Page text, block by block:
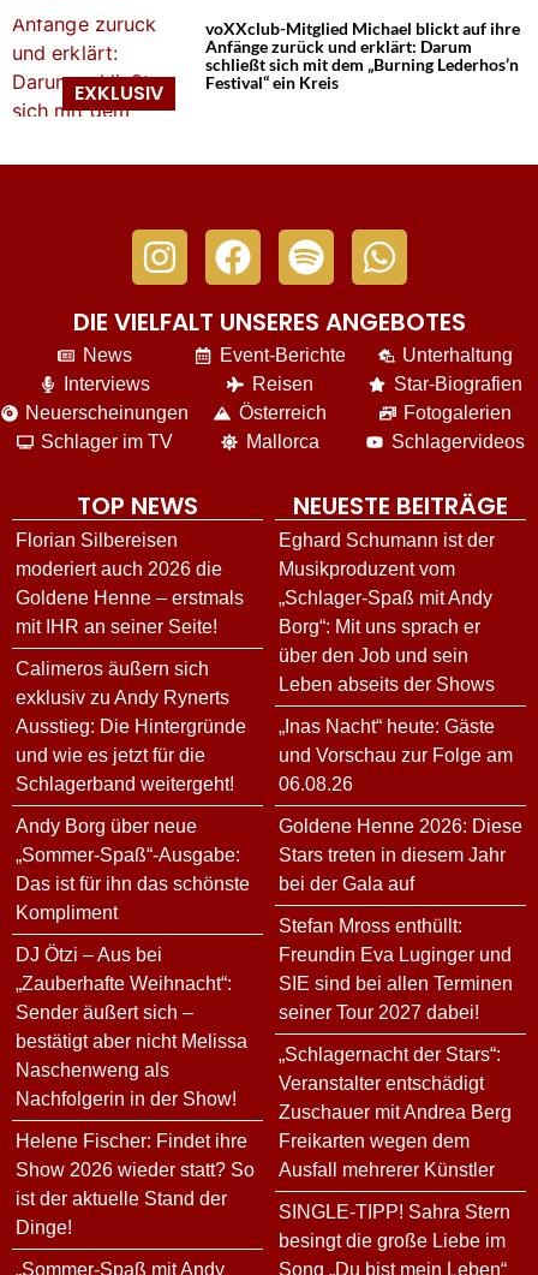
voXXclub-Mitglied Michael blickt auf ihre
Anfänge zurück und erklärt: Darum
schließt sich mit dem „Burning Lederhos’n
Festival“ ein Kreis
DIE VIELFALT UNSERES ANGEBOTES
News
Interviews
Neuerscheinungen
Schlager im TV
Event-Berichte
Reisen
Österreich
Mallorca
Unterhaltung
Star-Biografien
Fotogalerien
Schlagervideos
TOP NEWS
Florian Silbereisen
moderiert auch 2026 die
Goldene Henne – erstmals
mit IHR an seiner Seite!
Calimeros äußern sich
exklusiv zu Andy Rynerts
Ausstieg: Die Hintergründe
und wie es jetzt für die
Schlagerband weitergeht!
Andy Borg über neue
„Sommer-Spaß“-Ausgabe:
Das ist für ihn das schönste
Kompliment
DJ Ötzi – Aus bei
„Zauberhafte Weihnacht“:
Sender äußert sich –
bestätigt aber nicht Melissa
Naschenweng als
Nachfolgerin in der Show!
Helene Fischer: Findet ihre
Show 2026 wieder statt? So
ist der aktuelle Stand der
Dinge!
„Sommer-Spaß mit Andy
NEUESTE BEITRÄGE
Eghard Schumann ist der
Musikproduzent vom
„Schlager-Spaß mit Andy
Borg“: Mit uns sprach er
über den Job und sein
Leben abseits der Shows
„Inas Nacht“ heute: Gäste
und Vorschau zur Folge am
06.08.26
Goldene Henne 2026: Diese
Stars treten in diesem Jahr
bei der Gala auf
Stefan Mross enthüllt:
Freundin Eva Luginger und
SIE sind bei allen Terminen
seiner Tour 2027 dabei!
„Schlagernacht der Stars“:
Veranstalter entschädigt
Zuschauer mit Andrea Berg
Freikarten wegen dem
Ausfall mehrerer Künstler
SINGLE-TIPP! Sahra Stern
besingt die große Liebe im
Song „Du bist mein Leben“